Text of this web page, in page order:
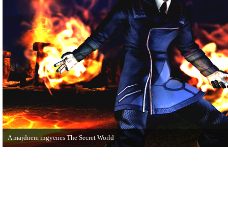
A majdnem ingyenes The Secret World